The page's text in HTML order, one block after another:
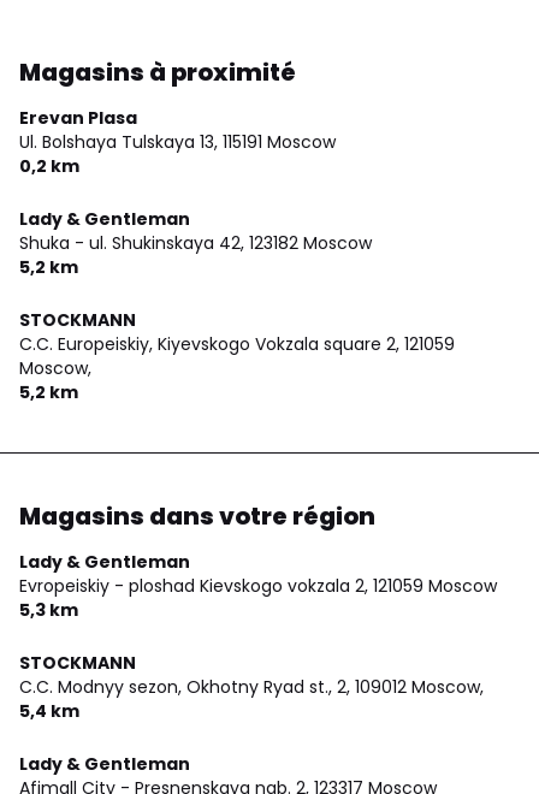
Magasins à proximité
Erevan Plasa
Ul. Bolshaya Tulskaya 13, 115191 Moscow
0,2 km
Lady & Gentleman
Shuka - ul. Shukinskaya 42, 123182 Moscow
5,2 km
STOCKMANN
C.C. Europeiskiy, Kiyevskogo Vokzala square 2, 121059
Moscow,
5,2 km
Magasins dans votre région
Lady & Gentleman
Evropeiskiy - ploshad Kievskogo vokzala 2, 121059 Moscow
5,3 km
STOCKMANN
C.C. Modnyy sezon, Okhotny Ryad st., 2, 109012 Moscow,
5,4 km
Lady & Gentleman
Afimall City - Presnenskaya nab. 2, 123317 Moscow